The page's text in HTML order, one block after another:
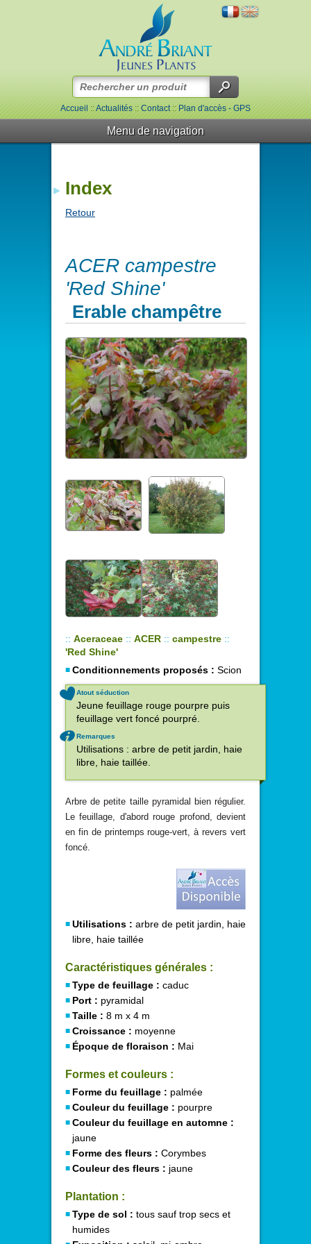
Accueil::Actualités::Contact::Plan d'accès - GPS
Menu de navigation
Index
Retour
ACER campestre
'Red Shine'
Erable champêtre
:: Aceraceae :: ACER :: campestre ::
'Red Shine'
Conditionnements proposés : Scion
Atout séduction
Jeune feuillage rouge pourpre puis
feuillage vert foncé pourpré.
Remarques
Utilisations : arbre de petit jardin, haie
libre, haie taillée.
Arbre de petite taille pyramidal bien régulier.
Le feuillage, d'abord rouge profond, devient
en fin de printemps rouge-vert, à revers vert
foncé.
Utilisations : arbre de petit jardin, haie
libre, haie taillée
Caractéristiques générales :
Type de feuillage : caduc
Port : pyramidal
Taille : 8 m x 4 m
Croissance : moyenne
Époque de floraison : Mai
Formes et couleurs :
Forme du feuillage : palmée
Couleur du feuillage : pourpre
Couleur du feuillage en automne :
jaune
Forme des fleurs : Corymbes
Couleur des fleurs : jaune
Plantation :
Type de sol : tous sauf trop secs et
humides